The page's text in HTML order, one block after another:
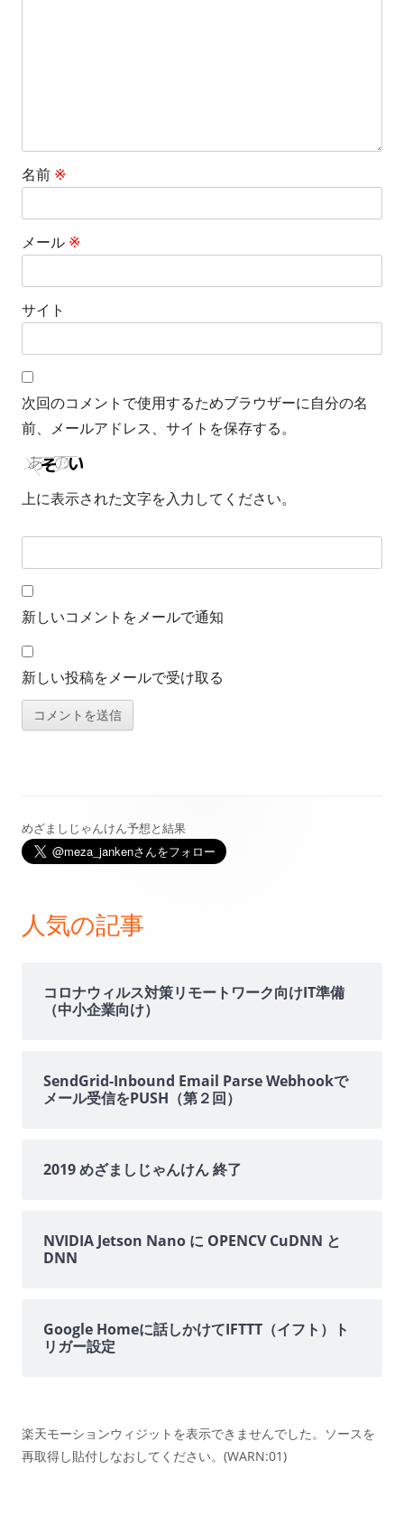
名前 ※
メール ※
サイト
次回のコメントで使用するためブラウザーに自分の名
前、メールアドレス、サイトを保存する。
上に表示された文字を入力してください。
新しいコメントをメールで通知
新しい投稿をメールで受け取る
メ
ン
めざましじゃんけん予想と結果
人気の記事
コロナウィルス対策リモートワーク向けIT準備
（中小企業向け）
SendGrid-Inbound Email Parse Webhookで
メール受信をPUSH（第２回）
2019 めざましじゃんけん 終了
NVIDIA Jetson Nano に OPENCV CuDNN と
DNN
Google Homeに話しかけてIFTTT（イフト）ト
リガー設定
楽天モーションウィジットを表示できませんでした。ソースを
再取得し貼付しなおしてください。(WARN:01)